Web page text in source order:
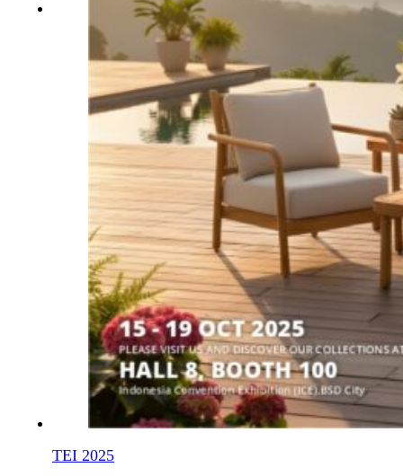
Inspiraciones
Póngase En Contacto
Con Nosotros
Acerca De Nosotros
¿por qué Elegir Nosotros
Diseñador
Proyectos
Materiales
Preguntas frecuentes
TEI 2025